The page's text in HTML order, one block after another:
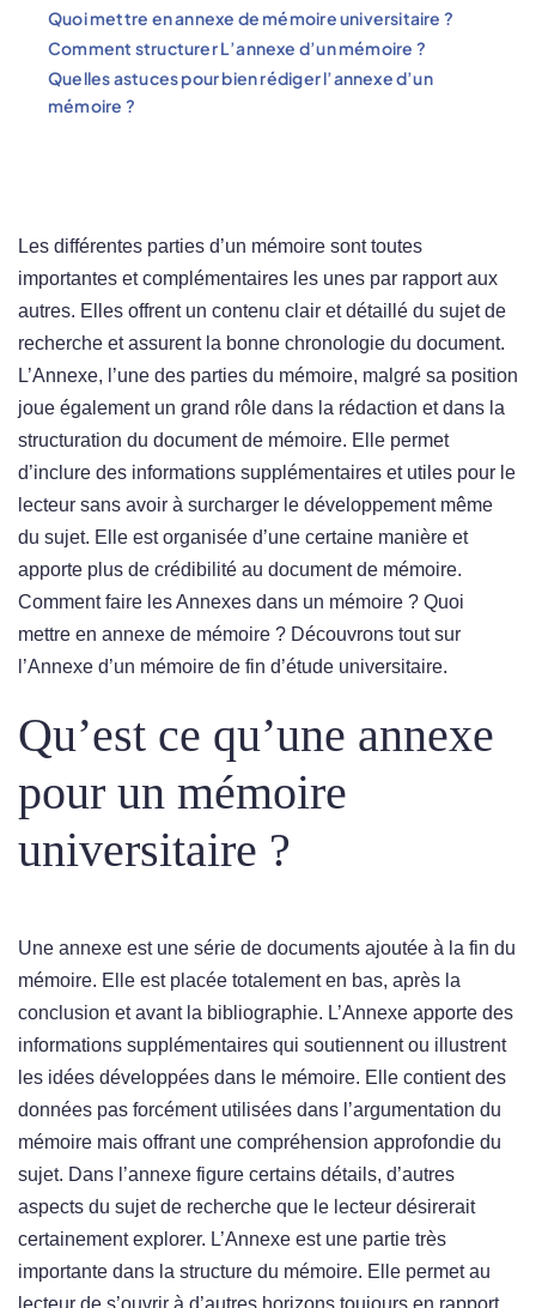
Quoi mettre en annexe de mémoire universitaire ?
Comment structurer L’annexe d’un mémoire ?
Quelles astuces pour bien rédiger l’annexe d’un
mémoire ?
Les différentes parties d’un mémoire sont toutes
importantes et complémentaires les unes par rapport aux
autres. Elles offrent un contenu clair et détaillé du sujet de
recherche et assurent la bonne chronologie du document.
L’Annexe, l’une des parties du mémoire, malgré sa position
joue également un grand rôle dans la rédaction et dans la
structuration du document de mémoire. Elle permet
d’inclure des informations supplémentaires et utiles pour le
lecteur sans avoir à surcharger le développement même
du sujet. Elle est organisée d’une certaine manière et
apporte plus de crédibilité au document de mémoire.
Comment faire les Annexes dans un mémoire ? Quoi
mettre en annexe de mémoire ? Découvrons tout sur
l’Annexe d’un mémoire de fin d’étude universitaire.
Qu’est ce qu’une annexe
pour un mémoire
universitaire ?
Une annexe est une série de documents ajoutée à la fin du
mémoire. Elle est placée totalement en bas, après la
conclusion et avant la bibliographie. L’Annexe apporte des
informations supplémentaires qui soutiennent ou illustrent
les idées développées dans le mémoire. Elle contient des
données pas forcément utilisées dans l’argumentation du
mémoire mais offrant une compréhension approfondie du
sujet. Dans l’annexe figure certains détails, d’autres
aspects du sujet de recherche que le lecteur désirerait
certainement explorer. L’Annexe est une partie très
importante dans la structure du mémoire. Elle permet au
lecteur de s’ouvrir à d’autres horizons toujours en rapport